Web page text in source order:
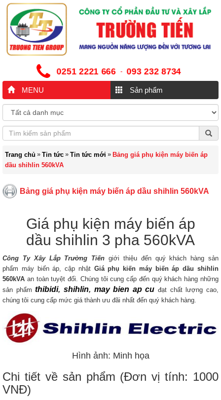
0251 2221 666 - 093 232 8734
MENU Sản phẩm
Trang chủ » Tin tức » Tin tức mới » Bảng giá phụ kiện máy biến áp
dầu shihlin 560kVA
Bảng giá phụ kiện máy biến áp dầu shihlin 560kVA
Giá phụ kiện máy biến áp
dầu shihlin 3 pha 560kVA
Công Ty Xây Lắp Trường Tiến giới thiệu đến quý khách hàng sản
phẩm máy biến áp, cập nhật Giá phụ kiến máy biến áp dầu shihlin
560kVA​ an toàn tuyệt đối. Chúng tôi cung cấp đến quý khách hàng những
sản phẩmthibidi, shihlin, may bien ap cuđạt chất lượng cao,
chúng tôi cung cấp mức giá thành ưu đãi nhất đến quý khách hàng.
Hình ảnh: Minh họa
Chi tiết về sản phẩm (Đơn vị tính: 1000
VNĐ)